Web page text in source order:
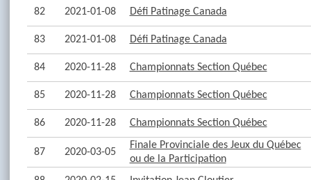
82 2021-01-08 Défi Patinage Canada
83 2021-01-08 Défi Patinage Canada
84 2020-11-28 Championnats Section Québec
85 2020-11-28 Championnats Section Québec
86 2020-11-28 Championnats Section Québec
87 2020-03-05
Finale Provinciale des Jeux du Québec
ou de la Participation